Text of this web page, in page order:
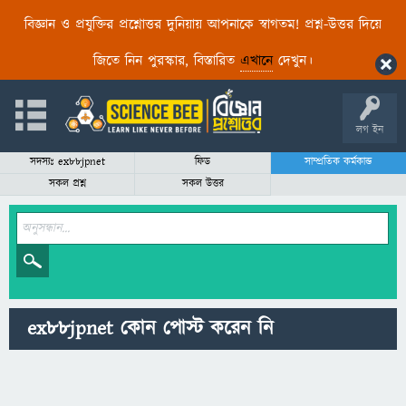
বিজ্ঞান ও প্রযুক্তির প্রশ্নোত্তর দুনিয়ায় আপনাকে স্বাগতম! প্রশ্ন-উত্তর দিয়ে
জিতে নিন পুরস্কার, বিস্তারিত এখানেদেখুন।
লগ ইন
সদস্যঃ ex88jpnet ফিড
সাম্প্রতিক কর্মকান্ড
সকল প্রশ্ন
সকল উত্তর
ex88jpnet কোন পোস্ট করেন নি